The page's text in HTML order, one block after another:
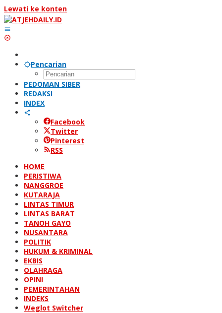
Lewati ke konten
Pencarian
PEDOMAN SIBER
REDAKSI
INDEX
Facebook
Twitter
Pinterest
RSS
HOME
PERISTIWA
NANGGROE
KUTARAJA
LINTAS TIMUR
LINTAS BARAT
TANOH GAYO
NUSANTARA
POLITIK
HUKUM & KRIMINAL
EKBIS
OLAHRAGA
OPINI
PEMERINTAHAN
INDEKS
Weglot Switcher